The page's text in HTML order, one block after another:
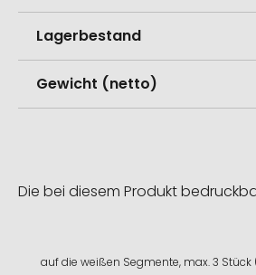
Lagerbestand
Gewicht (netto)
Die bei diesem Produkt
auf die weißen Segmente, max. 3 Stück